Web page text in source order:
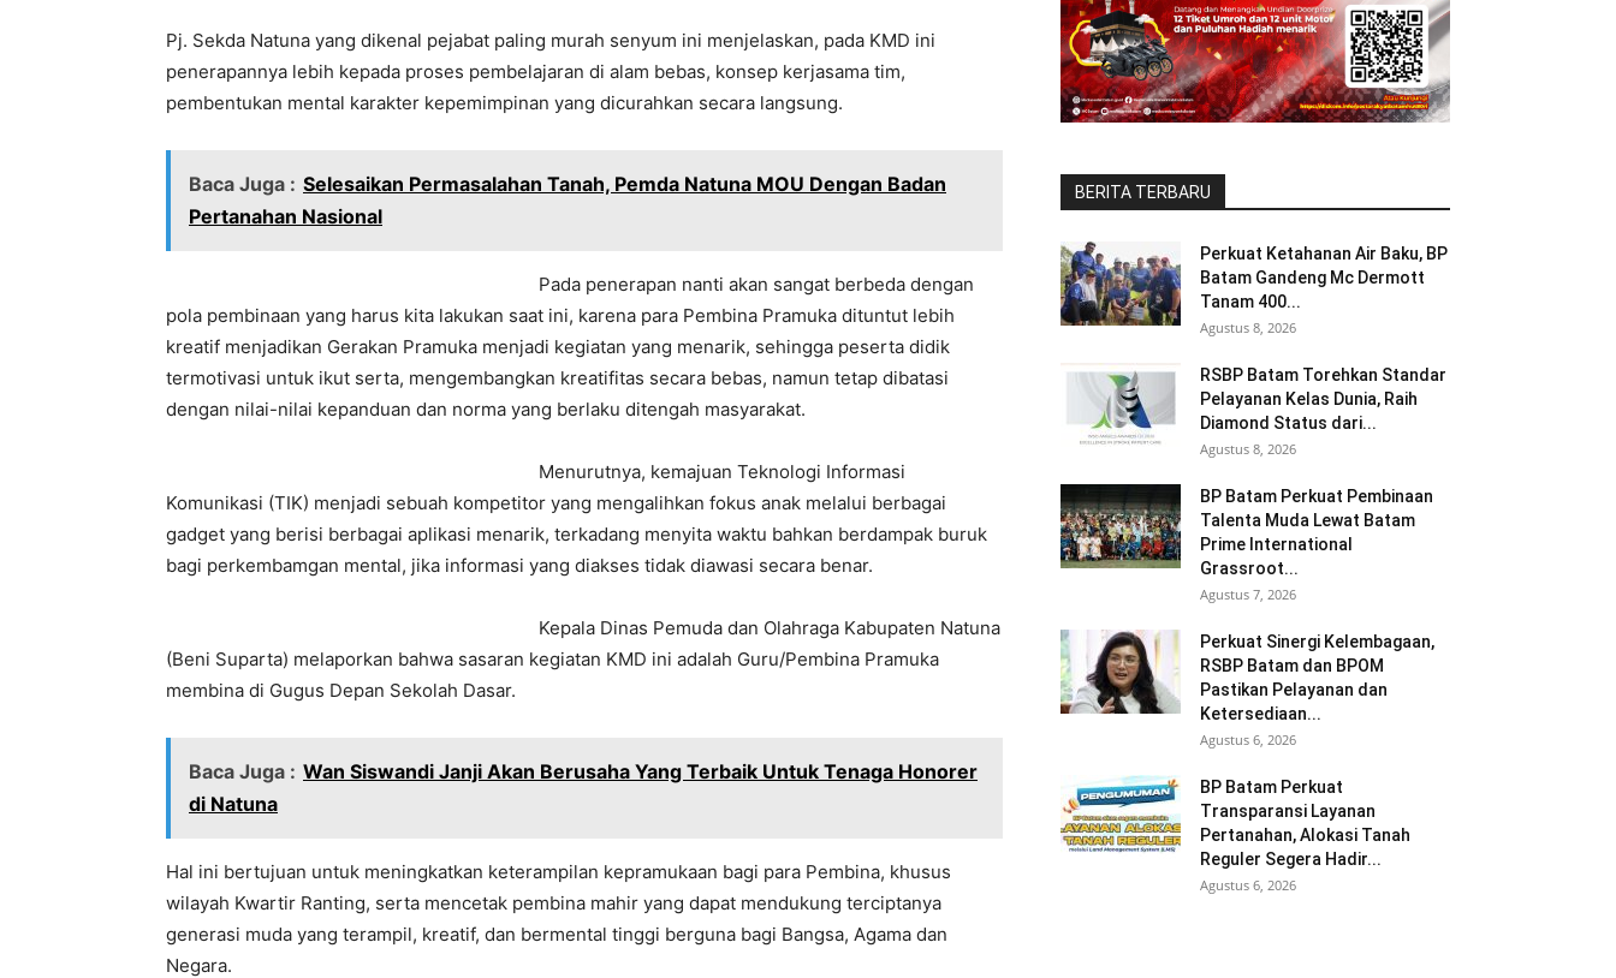
Pj. Sekda Natuna yang dikenal pejabat paling murah senyum ini menjelaskan, pada KMD ini
penerapannya lebih kepada proses pembelajaran di alam bebas, konsep kerjasama tim,
pembentukan mental karakter kepemimpinan yang dicurahkan secara langsung.
Baca Juga : Selesaikan Permasalahan Tanah, Pemda Natuna MOU Dengan Badan
Pertanahan Nasional
Pada penerapan nanti akan sangat berbeda dengan
pola pembinaan yang harus kita lakukan saat ini, karena para Pembina Pramuka dituntut lebih
kreatif menjadikan Gerakan Pramuka menjadi kegiatan yang menarik, sehingga peserta didik
termotivasi untuk ikut serta, mengembangkan kreatifitas secara bebas, namun tetap dibatasi
dengan nilai-nilai kepanduan dan norma yang berlaku ditengah masyarakat.
Menurutnya, kemajuan Teknologi Informasi
Komunikasi (TIK) menjadi sebuah kompetitor yang mengalihkan fokus anak melalui berbagai
gadget yang berisi berbagai aplikasi menarik, terkadang menyita waktu bahkan berdampak buruk
bagi perkembamgan mental, jika informasi yang diakses tidak diawasi secara benar.
Kepala Dinas Pemuda dan Olahraga Kabupaten Natuna
(Beni Suparta) melaporkan bahwa sasaran kegiatan KMD ini adalah Guru/Pembina Pramuka
membina di Gugus Depan Sekolah Dasar.
Baca Juga : Wan Siswandi Janji Akan Berusaha Yang Terbaik Untuk Tenaga Honorer
di Natuna
Hal ini bertujuan untuk meningkatkan keterampilan kepramukaan bagi para Pembina, khusus
wilayah Kwartir Ranting, serta mencetak pembina mahir yang dapat mendukung terciptanya
generasi muda yang terampil, kreatif, dan bermental tinggi berguna bagi Bangsa, Agama dan
Negara.
BERITA TERBARU
Perkuat Ketahanan Air Baku, BP
Batam Gandeng Mc Dermott
Tanam 400...
Agustus 8, 2026
RSBP Batam Torehkan Standar
Pelayanan Kelas Dunia, Raih
Diamond Status dari...
Agustus 8, 2026
BP Batam Perkuat Pembinaan
Talenta Muda Lewat Batam
Prime International
Grassroot...
Agustus 7, 2026
Perkuat Sinergi Kelembagaan,
RSBP Batam dan BPOM
Pastikan Pelayanan dan
Ketersediaan...
Agustus 6, 2026
BP Batam Perkuat
Transparansi Layanan
Pertanahan, Alokasi Tanah
Reguler Segera Hadir...
Agustus 6, 2026